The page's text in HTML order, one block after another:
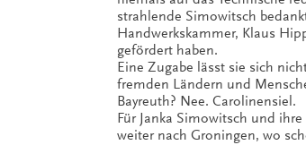
strahlende Simowitsch
Handwerkskammer, Klaus
gefördert haben.
Eine Zugabe lässt sie sich
fremden Ländern und
Bayreuth? Nee. Carolinensiel.
Für Janka Simowitsch und
weiter nach Groningen, wo